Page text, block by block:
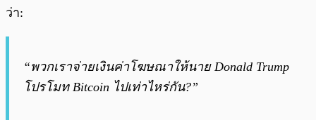
ว่า:
“พวกเราจ่ายเงินค่าโฆษณาให้นาย Donald Trump
โปรโมท Bitcoin ไปเท่าไหร่กัน?”